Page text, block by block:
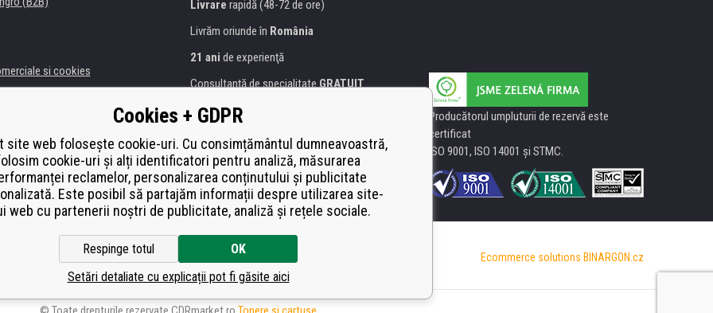
si cookies
imprimante
de înlocuire
od smlouvy
Livrare rapidă (48-72 de ore)
Livrăm oriunde în România
21 ani de experienţă
Consultanţă de specialitate GRATUIT
Abordarea amabilă
certificat
Heureka
Platăsecurizată on-line
Producătorul umpluturii de rezervă este
certificat
ISO 9001, ISO 14001 şi STMC.
Ecommerce solutions BINARGON.cz
Cookies + GDPR
site web folosește cookie-uri. Cu consimțământul dumneavoastră,
cookie-uri și alți identificatori pentru analiză, măsurarea
reclamelor, personalizarea conținutului și publicitate
Este posibil să partajăm informații despre utilizarea site-
web cu partenerii noștri de publicitate, analiză și rețele sociale.
Respinge totul
OK
Setări detaliate cu explicații pot fi găsite aici